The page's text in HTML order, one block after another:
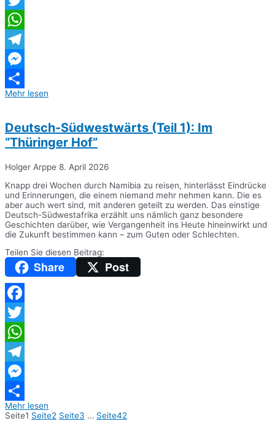
Twitter
WhatsApp
Telegram
Messenger
Teilen
Mehr lesen
Deutsch-Südwestwärts (Teil 1): Im
“Thüringer Hof”
Holger Arppe 8. April 2026
Knapp drei Wochen durch Namibia zu reisen, hinterlässt Eindrücke
und Erinnerungen, die einem niemand mehr nehmen kann. Die es
aber auch wert sind, mit anderen geteilt zu werden. Das einstige
Deutsch-Südwestafrika erzählt uns nämlich ganz besondere
Geschichten darüber, wie Vergangenheit ins Heute hineinwirkt und
die Zukunft bestimmen kann – zum Guten oder Schlechten.
Teilen Sie diesen Beitrag:
Share Post
Facebook
Twitter
WhatsApp
Telegram
Messenger
Teilen
Mehr lesen
Seite1 Seite2 Seite3 … Seite42